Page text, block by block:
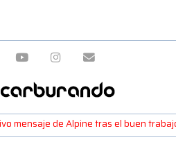
mensaje de Alpine tras el buen